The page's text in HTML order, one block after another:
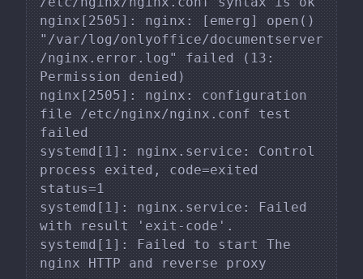
nginx[2505]: nginx: [emerg] open()
"/var/log/onlyoffice/documentserver
/nginx.error.log" failed (13:
Permission denied)
nginx[2505]: nginx: configuration
file /etc/nginx/nginx.conf test
failed
systemd[1]: nginx.service: Control
process exited, code=exited
status=1
systemd[1]: nginx.service: Failed
with result 'exit-code'.
systemd[1]: Failed to start The
nginx HTTP and reverse proxy